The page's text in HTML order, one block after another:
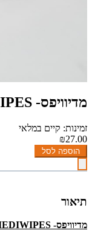
מדיוויפס- MEDIWIPES- מטליות לחות לחיטוי
זמינות: קיים במלאי
₪27.00
הוספה לסל
תיאור
מדיוויפס- MEDIWIPES- מטליות לחות לחיטוי